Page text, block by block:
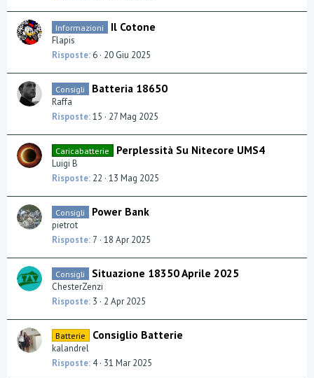
Informazioni Il Cotone
Flapis
Risposte 6 20 Giu 2025
Consigli Batteria 18650
Raffa
Risposte 15 27 Mag 2025
Caricabatterie Perplessità Su Nitecore UMS4
Luigi B
Risposte 22 13 Mag 2025
Consigli Power Bank
pietrot
Risposte 7 18 Apr 2025
Consigli Situazione 18350 Aprile 2025
ChesterZenzi
Risposte 3 2 Apr 2025
Batterie Consiglio Batterie
kalandrel
Risposte 4 31 Mar 2025